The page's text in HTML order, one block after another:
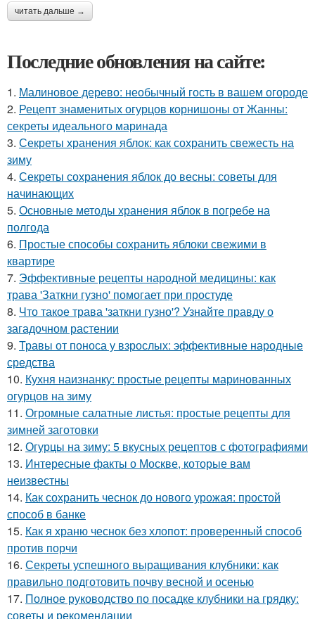
читать дальше →
Последние обновления на сайте:
1. Малиновое дерево: необычный гость в вашем огороде
2. Рецепт знаменитых огурцов корнишоны от Жанны:
секреты идеального маринада
3. Секреты хранения яблок: как сохранить свежесть на
зиму
4. Секреты сохранения яблок до весны: советы для
начинающих
5. Основные методы хранения яблок в погребе на
полгода
6. Простые способы сохранить яблоки свежими в
квартире
7. Эффективные рецепты народной медицины: как
трава 'Заткни гузно' помогает при простуде
8. Что такое трава 'заткни гузно'? Узнайте правду о
загадочном растении
9. Травы от поноса у взрослых: эффективные народные
средства
10. Кухня наизнанку: простые рецепты маринованных
огурцов на зиму
11. Огромные салатные листья: простые рецепты для
зимней заготовки
12. Огурцы на зиму: 5 вкусных рецептов с фотографиями
13. Интересные факты о Москве, которые вам
неизвестны
14. Как сохранить чеснок до нового урожая: простой
способ в банке
15. Как я храню чеснок без хлопот: проверенный способ
против порчи
16. Секреты успешного выращивания клубники: как
правильно подготовить почву весной и осенью
17. Полное руководство по посадке клубники на грядку:
советы и рекомендации